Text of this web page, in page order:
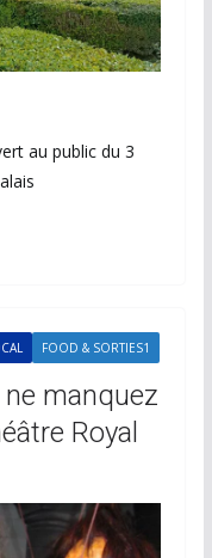
au public du 3
FOOD & SORTIES1
manquez
Royal